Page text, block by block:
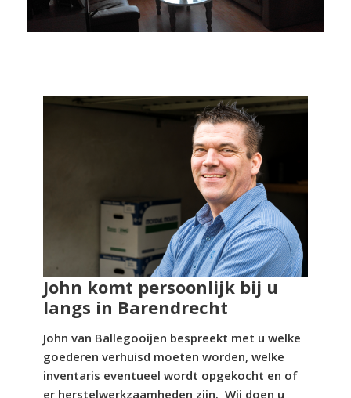
John komt persoonlijk bij u
langs in Barendrecht
John van Ballegooijen bespreekt met u welke
goederen verhuisd moeten worden, welke
inventaris eventueel wordt opgekocht en of
er herstelwerkzaamheden zijn. Wij doen u